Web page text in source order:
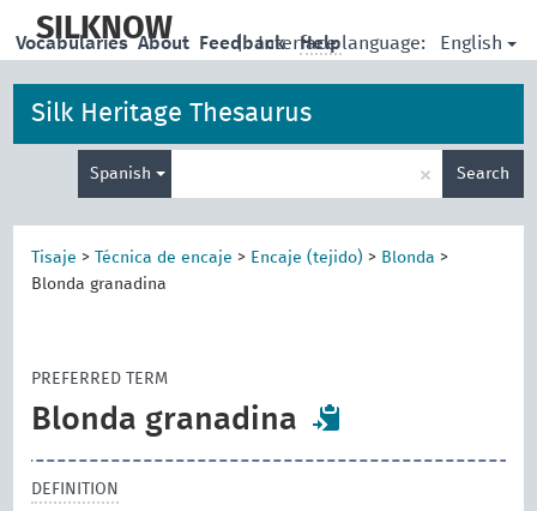
main
SILKNOW | Interface language: English
Vocabularies About Feedback Help
Silk Heritage Thesaurus
Spanish × Search
Tisaje > Técnica de encaje > Encaje (tejido) > Blonda >
Blonda granadina
PREFERRED TERM
Blonda granadina
DEFINITION